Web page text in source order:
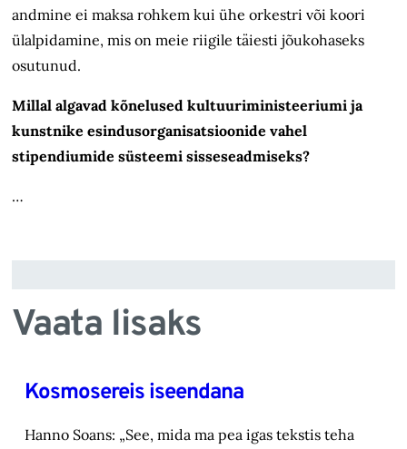
andmine ei maksa rohkem kui ühe orkestri või koori
ülalpidamine, mis on meie riigile täiesti jõukohaseks
osutunud.
Millal algavad kõnelused kultuuri­ministeeriumi ja
kunstnike esindusorganisatsioonide vahel
stipendiumide süsteemi sisse­sead­miseks?
…
Vaata lisaks
Kosmosereis iseendana
Hanno Soans: „See, mida ma pea igas tekstis teha